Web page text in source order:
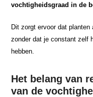
vochtigheidsgraad in de
Dit zorgt ervoor dat
zonder dat je constant zelf
hebben.
Het belang van
van de